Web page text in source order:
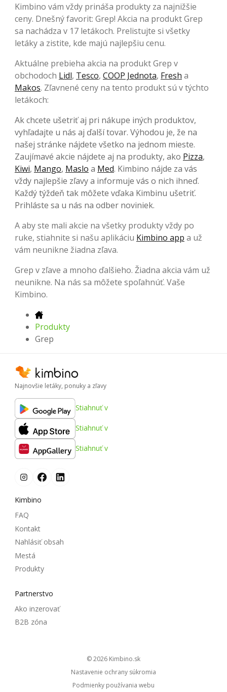
Kimbino vám vždy prináša produkty za najnižšie
ceny. Dnešný favorit: Grep! Akcia na produkt Grep
sa nachádza v 17 letákoch. Prelistujte si všetky
letáky a zistite, kde majú najlepšiu cenu.
Aktuálne prebieha akcia na produkt Grep v
obchodoch Lidl, Tesco, COOP Jednota, Fresh a
Makos. Zľavnené ceny na tento produkt sú v týchto
letákoch:
Ak chcete ušetriť aj pri nákupe iných produktov,
vyhľadajte u nás aj ďalší tovar. Výhodou je, že na
našej stránke nájdete všetko na jednom mieste.
Zaujímavé akcie nájdete aj na produkty, ako Pizza,
Kiwi, Mango, Maslo a Med. Kimbino nájde za vás
vždy najlepšie zľavy a informuje vás o nich ihneď.
Každý týždeň tak môžete vďaka Kimbinu ušetriť.
Prihláste sa u nás na odber noviniek.
A aby ste mali akcie na všetky produkty vždy po
ruke, stiahnite si našu aplikáciu Kimbino app a už
vám neunikne žiadna zľava.
Grep v zľave a mnoho ďalšieho. Žiadna akcia vám už
neunikne. Na nás sa môžete spoľahnúť. Vaše
Kimbino.
Produkty
Grep
Najnovšie letáky, ponuky a zľavy
Stiahnuť v
Stiahnuť v
Stiahnuť v
Kimbino
FAQ
Kontakt
Nahlásiť obsah
Mestá
Produkty
Partnerstvo
Ako inzerovať
B2B zóna
© 2026
kimbino.sk
Nastavenie ochrany súkromia
Podmienky používania webu